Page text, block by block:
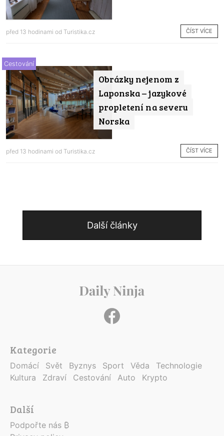
před 13 hodinami od Turistika.cz ČÍST VÍCE
Obrázky nejenom z
Laponska – jazykové
propletení na severu
Norska
Cestování
před 13 hodinami od Turistika.cz ČÍST VÍCE
Další články
Kategorie
Domácí Svět Byznys Sport Věda
Technologie
Kultura
Zdraví Cestování Auto Krypto
Další
Podpořte nás ₿